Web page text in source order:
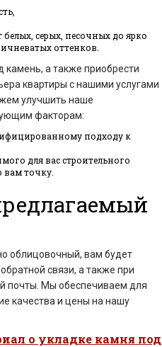
серых, песочных до ярко
оттенков.
камень, а также приобрести
квартиры с нашими услугами
улучшить наше
факторам:
подходу к
для вас строительного
точку.
облицовочный, вам будет
связи, а также при
почты. Мы обеспечиваем для
качества и цены на нашу
о укладке камня под